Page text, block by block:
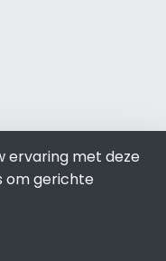
ervaring met deze
om gerichte